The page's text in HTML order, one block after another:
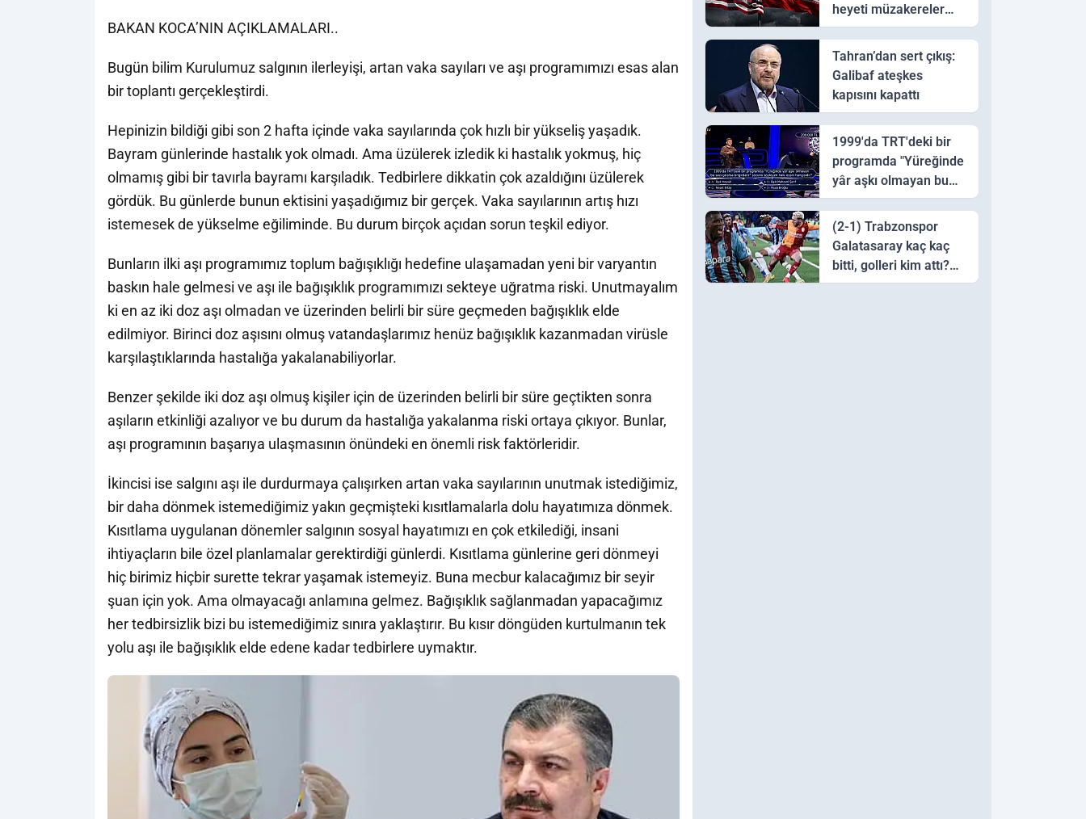
BAKAN KOCA’NIN AÇIKLAMALARI..
Bugün bilim Kurulumuz salgının ilerleyişi, artan vaka sayıları ve aşı programımızı esas alan
bir toplantı gerçekleştirdi.
Hepinizin bildiği gibi son 2 hafta içinde vaka sayılarında çok hızlı bir yükseliş yaşadık.
Bayram günlerinde hastalık yok olmadı. Ama üzülerek izledik ki hastalık yokmuş, hiç
olmamış gibi bir tavırla bayramı karşıladık. Tedbirlere dikkatin çok azaldığını üzülerek
gördük. Bu günlerde bunun ektisini yaşadığımız bir gerçek. Vaka sayılarının artış hızı
istemesek de yükselme eğiliminde. Bu durum birçok açıdan sorun teşkil ediyor.
Bunların ilki aşı programımız toplum bağışıklığı hedefine ulaşamadan yeni bir varyantın
baskın hale gelmesi ve aşı ile bağışıklık programımızı sekteye uğratma riski. Unutmayalım
ki en az iki doz aşı olmadan ve üzerinden belirli bir süre geçmeden bağışıklık elde
edilmiyor. Birinci doz aşısını olmuş vatandaşlarımız henüz bağışıklık kazanmadan virüsle
karşılaştıklarında hastalığa yakalanabiliyorlar.
Benzer şekilde iki doz aşı olmuş kişiler için de üzerinden belirli bir süre geçtikten sonra
aşıların etkinliği azalıyor ve bu durum da hastalığa yakalanma riski ortaya çıkıyor. Bunlar,
aşı programının başarıya ulaşmasının önündeki en önemli risk faktörleridir.
İkincisi ise salgını aşı ile durdurmaya çalışırken artan vaka sayılarının unutmak istediğimiz,
bir daha dönmek istemediğimiz yakın geçmişteki kısıtlamalarla dolu hayatımıza dönmek.
Kısıtlama uygulanan dönemler salgının sosyal hayatımızı en çok etkilediği, insani
ihtiyaçların bile özel planlamalar gerektirdiği günlerdi. Kısıtlama günlerine geri dönmeyi
hiç birimiz hiçbir surette tekrar yaşamak istemeyiz. Buna mecbur kalacağımız bir seyir
şuan için yok. Ama olmayacağı anlamına gelmez. Bağışıklık sağlanmadan yapacağımız
her tedbirsizlik bizi bu istemediğimiz sınıra yaklaştırır. Bu kısır döngüden kurtulmanın tek
yolu aşı ile bağışıklık elde edene kadar tedbirlere uymaktır.
heyeti müzakereler
için Pakistan'a ulaştı
Tahran’dan sert çıkış:
Galibaf ateşkes
kapısını kapattı
1999'da TRT'deki bir
programda "Yüreğinde
yâr aşkı olmayan bu
sazı çalarsa tingirdatır"
sözünü söyleyen halk
ozanı hangisidir?
(2-1) Trabzonspor
Galatasaray kaç kaç
bitti, golleri kim attı?
Trabzonspor